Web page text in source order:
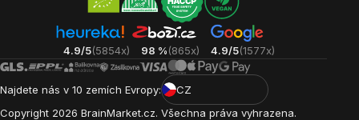
4.9/5(5854x) 98 %(865x) 4.9/5(1577x)
Najdete nás v 10 zemích Evropy:
CZ
Copyright 2026 BrainMarket.cz. Všechna práva vyhrazena.